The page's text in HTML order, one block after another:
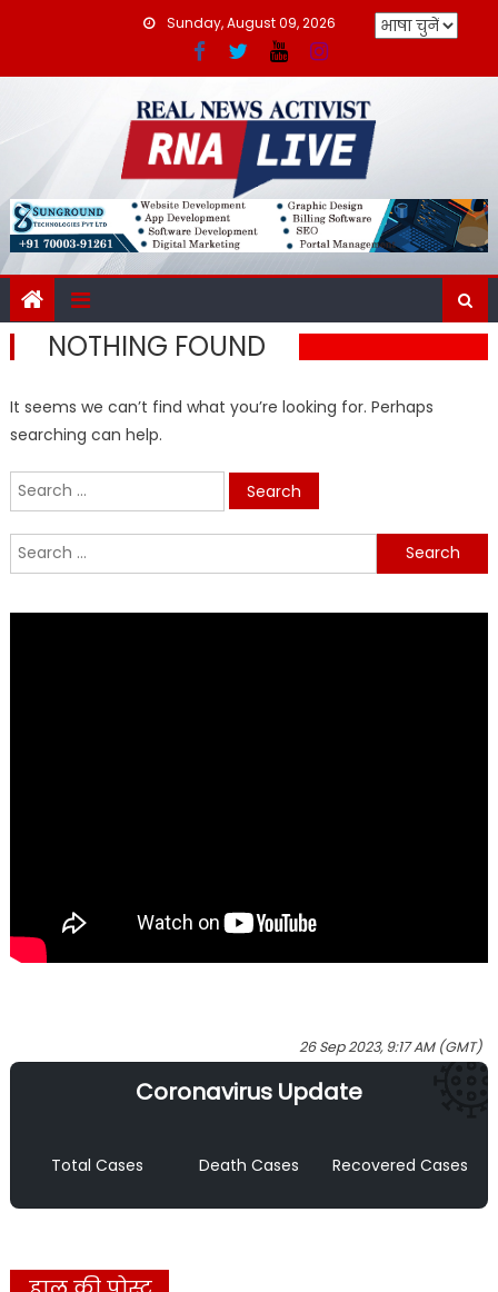
Sunday, August 09, 2026
NOTHING FOUND
It seems we can’t find what you’re looking for. Perhaps
searching can help.
Search
for:
Search
for:
26 Sep 2023, 9:17 AM (GMT)
Coronavirus Update
Total Cases Death Cases Recovered Cases